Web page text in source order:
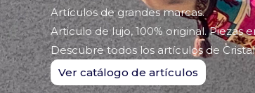
Artículos de grandes marcas.
Articulo de lujo, 100% original. Piezas
Descubre todos los artículos de
Ver catálogo de artículos